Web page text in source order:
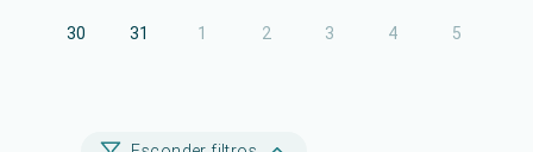
30 31 1 2 3 4 5